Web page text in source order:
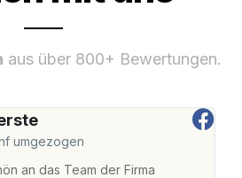
aus über 800+ Bewertungen.
umgezogen
an das Team der Firma